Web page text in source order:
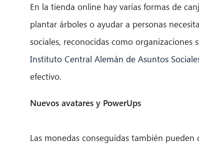
En la tienda online hay varias formas de
plantar árboles o ayudar a personas
sociales, reconocidas como
Instituto Central Alemán de Asuntos
efectivo.
Nuevos avatares y PowerUps
Las monedas conseguidas también